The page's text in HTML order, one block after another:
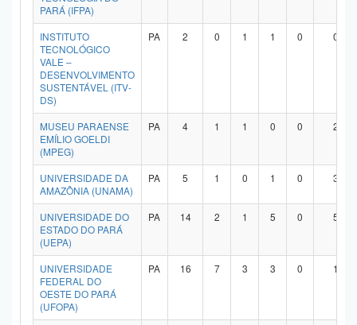
Banco Central do Brasil
PARÁ (IFPA)
INSTITUTO
TECNOLÓGICO
VALE –
DESENVOLVIMENTO
SUSTENTÁVEL (ITV-
DS)
PA 2 0 1 1 0 0
MUSEU PARAENSE
EMÍLIO GOELDI
(MPEG)
PA 4 1 1 0 0 2
UNIVERSIDADE DA
AMAZÔNIA (UNAMA)
PA 5 1 0 1 0 3
UNIVERSIDADE DO
ESTADO DO PARÁ
(UEPA)
PA 14 2 1 5 0 5
UNIVERSIDADE
FEDERAL DO
OESTE DO PARÁ
(UFOPA)
PA 16 7 3 3 0 1